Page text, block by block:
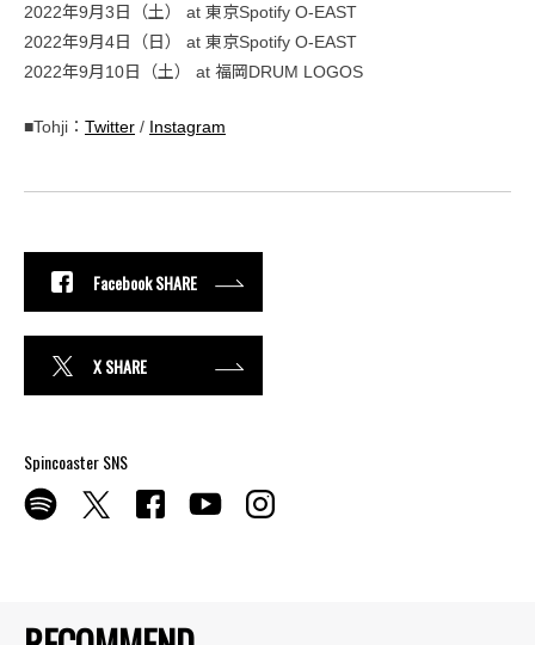
2022年9月3日（土） at 東京Spotify O-EAST
2022年9月4日（日） at 東京Spotify O-EAST
2022年9月10日（土） at 福岡DRUM LOGOS
■Tohji： Twitter / Instagram
Facebook SHARE
X SHARE
Spincoaster SNS